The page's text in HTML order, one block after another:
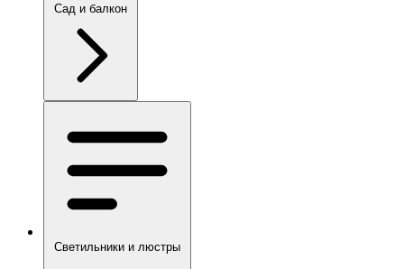
Сад и балкон
Светильники и люстры